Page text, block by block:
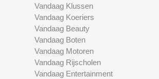
Vandaag Klussen
Vandaag Koeriers
Vandaag Beauty
Vandaag Boten
Vandaag Motoren
Vandaag Rijscholen
Vandaag Entertainment